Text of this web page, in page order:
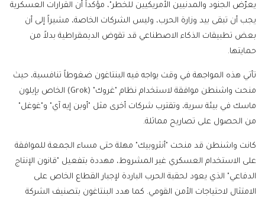
يعرّض الجنود والمدنيين الأمريكيين للخطر"، مؤكداً أن القرارات العسكرية
يجب أن تبقى بيد وزارة الحرب، وليس الشركات الخاصة، مشيراً إلى أن
بعض تطبيقات الذكاء الاصطناعي قد تقوض الديمقراطية بدلاً من
حمايتها.
تأتي هذه المواجهة في وقت يواجه فيه البنتاغون ضغوطاً تنافسية، حيث
منحت واشنطن موافقة لاستخدام نظام "غروك" (Grok) الخاص بإيلون
ماسك في بيئة سرية، وتقترب شركات أخرى مثل "أوبن إيه آي" و"غوغل"
من الحصول على تصاريح مماثلة.
كانت واشنطن قد منحت "أنثروبيك" مهلة حتى مساء الجمعة للموافقة
على الاستخدام العسكري غير المشروط، مهددة بتفعيل "قانون الإنتاج
الدفاعي" الذي يعود لحقبة الحرب الباردة لإجبار القطاع الخاص على
الامتثال لاحتياجات الأمن القومي. كما هدد البنتاغون بتصنيف الشركة